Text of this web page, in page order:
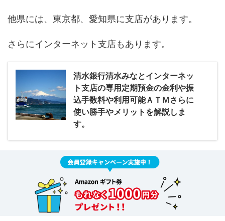
他県には、東京都、愛知県に支店があります。
さらにインターネット支店もあります。
清水銀行清水みなとインターネッ
ト支店の専用定期預金の金利や振
込手数料や利用可能ＡＴＭさらに
使い勝手やメリットを解説しま
す。